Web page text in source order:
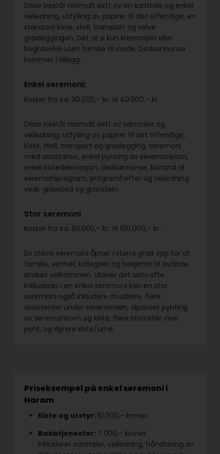
Disse består normalt sett av en samtale og enkel
veiledning, utfylling av papirer til det offentlige, en
standard kiste, stell, transport og selve
gravleggingen. Det vil si kun kremasjon eller
begravelse uten familie til stede. Dødsannonse
kommer i tillegg.
Enkel seremoni:
Koster fra ca. 30.000,– kr. til 40.000,– kr.
Disse består normalt sett av samtaler og
veiledning, utfylling av papirer til det offentlige,
kiste, stell, transport og gravlegging, seremoni
med assistanse, enkel pynting av seremonirom,
enkel kistedekorasjon, dødsannonse, bistand til
seremoniprogram, programhefter og veiledning
vedr. gravsted og gravstein.
Stor seremoni
Koster fra ca. 50.000,– kr. til 100.000,– kr.
En større seremoni åpner i større grad opp for at
familie, venner, kollegaer og bekjente til avdøde
ønskes velkommen. Utover det som ofte
inkluderes i en enkel seremoni kan en stor
seremoni også inkludere musikere, flere
assistenter under seremonien, tilpasset pynting
av seremonirom og kiste, flere blomster, mer
pynt, og dyrere kiste/urne.
Priseksempel på enkel seremoni i
Haram
Kiste og utstyr:10.000,– kroner.
Basistjenester: 7.000,– kroner.
Inkluderer samtaler, veiledning, håndtering av